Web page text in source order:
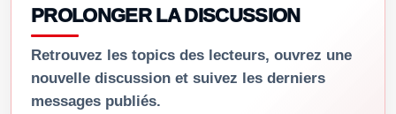
PROLONGER LA DISCUSSION
Retrouvez les topics des lecteurs, ouvrez une
nouvelle discussion et suivez les derniers
messages publiés.